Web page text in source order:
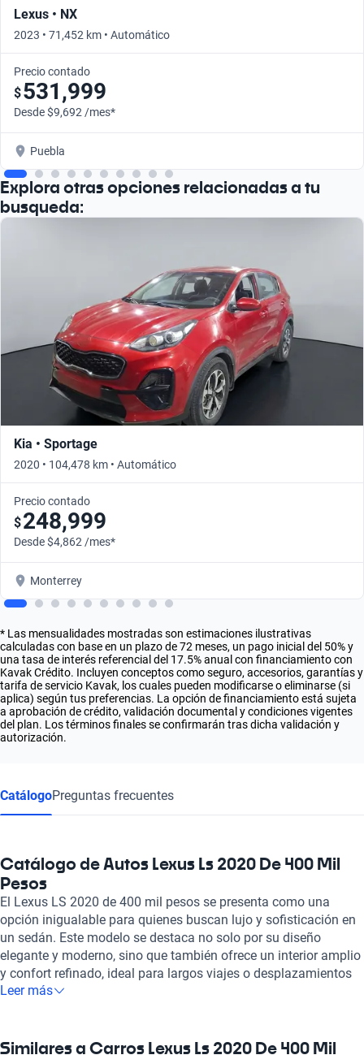
Lexus • NX
2023 • 71,452 km • Automático
Precio contado
$531,999
Desde $9,692 /mes*
Puebla
Explora otras opciones relacionadas a tu
busqueda:
Kia • Sportage
2020 • 104,478 km • Automático
Precio contado
$248,999
Desde $4,862 /mes*
Monterrey
* Las mensualidades mostradas son estimaciones ilustrativas
calculadas con base en un plazo de 72 meses, un pago inicial del 50% y
una tasa de interés referencial del 17.5% anual con financiamiento con
Kavak Crédito. Incluyen conceptos como seguro, accesorios, garantías y
tarifa de servicio Kavak, los cuales pueden modificarse o eliminarse (si
aplica) según tus preferencias. La opción de financiamiento está sujeta
a aprobación de crédito, validación documental y condiciones vigentes
del plan. Los términos finales se confirmarán tras dicha validación y
autorización.
CatálogoPreguntas frecuentes
Catálogo de Autos Lexus Ls 2020 De 400 Mil
Pesos
El Lexus LS 2020 de 400 mil pesos se presenta como una
opción inigualable para quienes buscan lujo y sofisticación en
un sedán. Este modelo se destaca no solo por su diseño
elegante y moderno, sino que también ofrece un interior amplio
y confort refinado, ideal para largos viajes o desplazamientos
urbanos. Equipada con tecnología avanzada, la LS 2020
proporcionando tranquilidad y conectividad en cada trayecto.
Leer más
Similares a Carros Lexus Ls 2020 De 400 Mil